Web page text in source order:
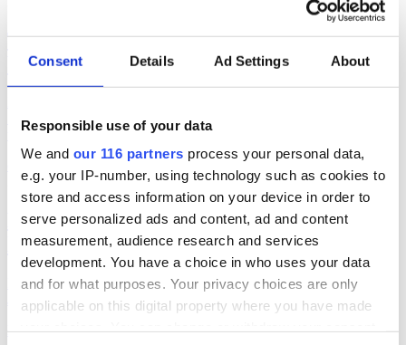
Consent Details Ad Settings About
Responsible use of your data
We and our 116 partners process your personal data,
e.g. your IP-number, using technology such as cookies to
store and access information on your device in order to
serve personalized ads and content, ad and content
measurement, audience research and services
development. You have a choice in who uses your data
and for what purposes. Your privacy choices are only
applicable on this digital property where you have made
TCO och ST kritiska till regeringens
beslut om tjänstemannaansvar
ST är kritiska till att riksdagen klubbade igenom propositionen Ett
utökat straffrättsligt tjänstemannaansvar.
politik
2026-03-25, 16:35
Nykterhetslobbyn jublar över
lobbyregistret
Nykterhetsorganisationen Movendi (tidigare IOGT-NTO, UNF och
Junis)b jublar över att lobbyregistret införs.
lobbyingopinionsbildning